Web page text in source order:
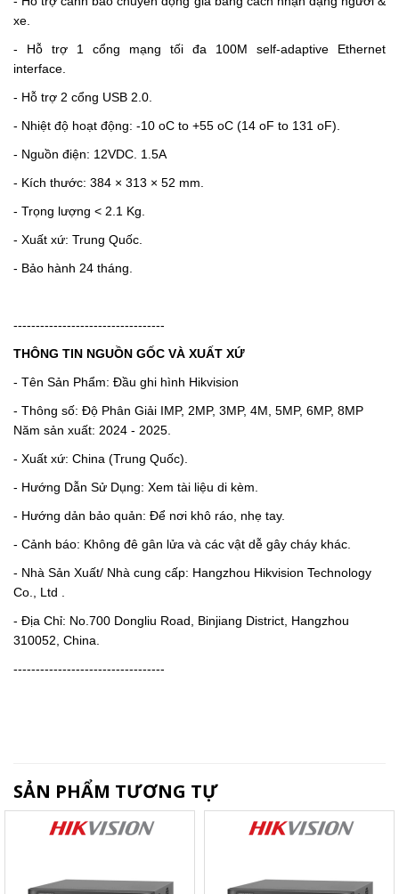
xe.
- Hỗ trợ 1 cổng mạng tối đa 100M self-adaptive Ethernet
interface.
- Hỗ trợ 2 cổng USB 2.0.
- Nhiệt độ hoạt động: -10 oC to +55 oC (14 oF to 131 oF).
- Nguồn điện: 12VDC. 1.5A
- Kích thước: 384 × 313 × 52 mm.
- Trọng lượng < 2.1 Kg.
- Xuất xứ: Trung Quốc.
- Bảo hành 24 tháng.
----------------------------------
THÔNG TIN NGUỒN GỐC VÀ XUẤT XỨ
- Tên Sản Phẩm: Đầu ghi hình Hikvision
- Thông số: Độ Phân Giải IMP, 2MP, 3MP, 4M, 5MP, 6MP, 8MP
Năm sản xuất: 2024 - 2025.
- Xuất xứ: China (Trung Quốc).
- Hướng Dẫn Sử Dụng: Xem tài liệu di kèm.
- Hướng dản bảo quản: Để nơi khô ráo, nhẹ tay.
- Cảnh báo: Không đê gân lửa và các vật dễ gây cháy khác.
- Nhà Sản Xuất/ Nhà cung cấp: Hangzhou Hikvision Technology
Co., Ltd .
- Địa Chỉ: No.700 Dongliu Road, Binjiang District, Hangzhou
310052, China.
----------------------------------
SẢN PHẨM TƯƠNG TỰ